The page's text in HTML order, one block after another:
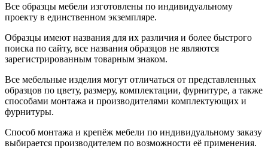
Все образцы мебели изготовлены по индивидуальному
проекту в единственном экземпляре.
Образцы имеют названия для их различия и более быстрого
поиска по сайту, все названия образцов не являются
зарегистрированным товарным знаком.
Все мебельные изделия могут отличаться от представленных
образцов по цвету, размеру, комплектации, фурнитуре, а также
способами монтажа и производителями комплектующих и
фурнитуры.
Способ монтажа и крепёж мебели по индивидуальному заказу
выбирается производителем по возможности её применения.